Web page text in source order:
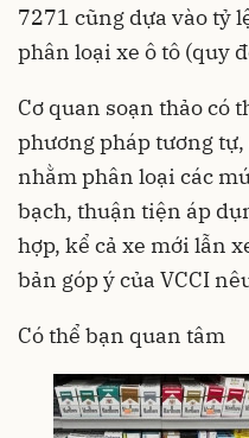
7271 cũng dựa vào tỷ
phân loại xe ô tô (quy
Cơ quan soạn thảo có
phương pháp tương
nhằm phân loại các
bạch, thuận tiện áp
hợp, kể cả xe mới lẫn
bản góp ý của VCCI
Có thể bạn quan tâm